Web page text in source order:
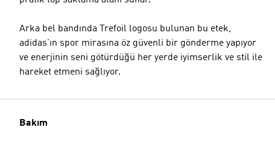
Arka bel bandında Trefoil logosu bulunan bu etek,
adidas'ın spor mirasına öz güvenli bir gönderme yapıyor
ve enerjinin seni götürdüğü her yerde iyimserlik ve stil ile
hareket etmeni sağlıyor.
Bakım